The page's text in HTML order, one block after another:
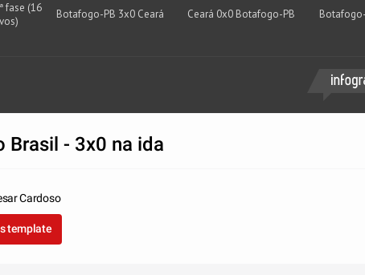
fase (16
Botafogo-PB 3x0 Ceará Ceará 0x0 Botafogo-PB
Brasil - 3x0 na ida
Cardoso
template